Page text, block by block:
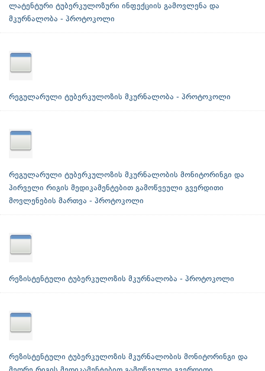
ლატენტური ტუბერკულოზური ინფექციის გამოვლენა და
მკურნალობა - პროტოკოლი
რეგულარული ტუბერკულოზის მკურნალობა - პროტოკოლი
რეგულარული ტუბერკულოზის მკურნალობის მონიტორინგი და
პირველი რიგის მედიკამენტებით გამოწვეული გვერდითი
მოვლენების მართვა - პროტოკოლი
რეზისტენტული ტუბერკულოზის მკურნალობა - პროტოკოლი
რეზისტენტული ტუბერკულოზის მკურნალობის მონიტორინგი და